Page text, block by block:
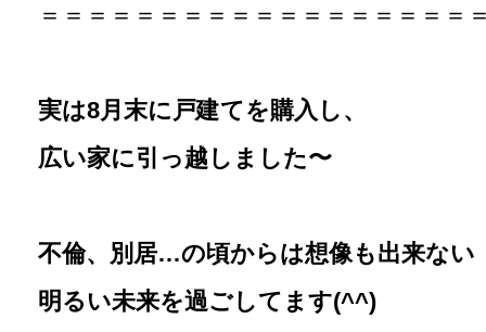
＝＝＝＝＝＝＝＝＝＝＝＝＝＝＝＝＝＝
実は8月末に戸建てを購入し、
広い家に引っ越しました〜
不倫、別居…の頃からは想像も出来ない
明るい未来を過ごしてます(^^)